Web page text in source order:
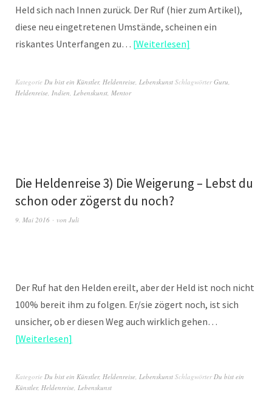
Held sich nach Innen zurück. Der Ruf (hier zum Artikel),
diese neu eingetretenen Umstände, scheinen ein
riskantes Unterfangen zu… Weiterlesen
Kategorie Du bist ein Künstler, Heldenreise, Lebenskunst SchlagwörterGuru,
Heldenreise, Indien, Lebenskunst, Mentor
Die Heldenreise 3) Die Weigerung – Lebst du
schon oder zögerst du noch?
9. Mai 2016 von Juli
Der Ruf hat den Helden ereilt, aber der Held ist noch nicht
100% bereit ihm zu folgen. Er/sie zögert noch, ist sich
unsicher, ob er diesen Weg auch wirklich gehen…
Weiterlesen
Kategorie Du bist ein Künstler, Heldenreise, Lebenskunst SchlagwörterDu bist ein
Künstler, Heldenreise, Lebenskunst